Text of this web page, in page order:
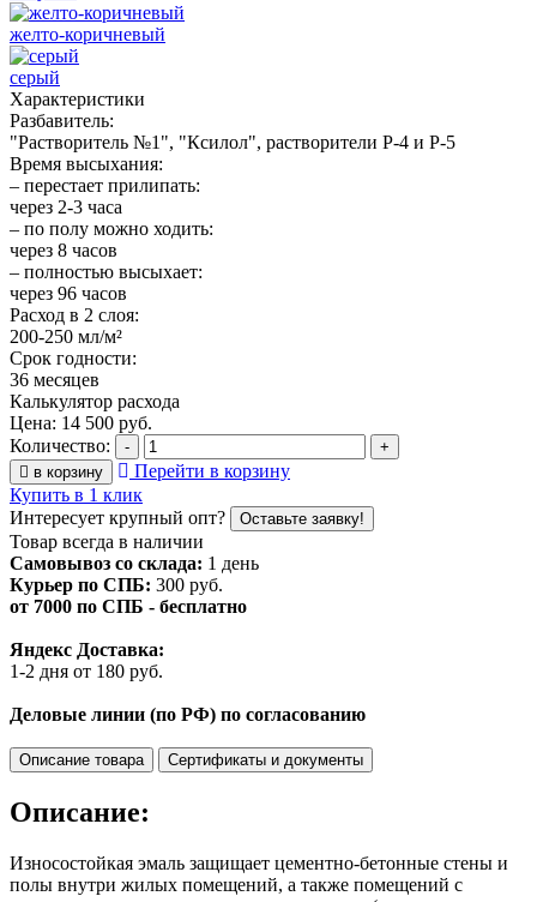
желто-коричневый
серый
Характеристики
Разбавитель:
"Растворитель №1", "Ксилол", растворители Р-4 и Р-5
Время высыхания:
– перестает прилипать:
через 2-3 часа
– по полу можно ходить:
через 8 часов
– полностью высыхает:
через 96 часов
Расход в 2 слоя:
200-250 мл/м²
Срок годности:
36 месяцев
Калькулятор расхода
Цена: 14 500 руб.
Количество:
-
+
в корзину
Перейти в корзину
Купить в 1 клик
Интересует крупный опт?
Оставьте заявку!
Товар всегда в наличии
Самовывоз со склада: 1 день
Курьер по СПБ: 300 руб.
от 7000 по СПБ - бесплатно
Яндекс Доставка:
1-2 дня от 180 руб.
Деловые линии (по РФ) по согласованию
Описание товара Сертификаты и документы
Описание:
Износостойкая эмаль защищает цементно-бетонные стены и
полы внутри жилых помещений, а также помещений с